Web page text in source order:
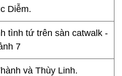
Diễm.
và Thùy Linh.